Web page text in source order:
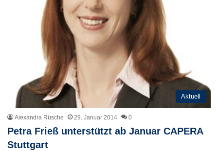
Aktuell
Alexandra Rüsche 29. Januar 2014 0
Petra Frieß unterstützt ab Januar CAPERA
Stuttgart